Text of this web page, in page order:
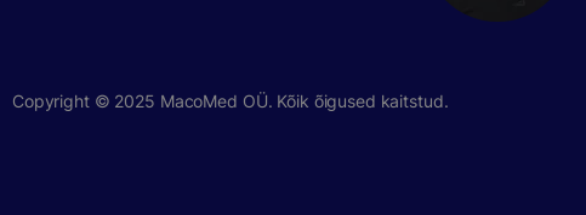
Copyright © 2025 MacoMed OÜ. Kõik õigused kaitstud.